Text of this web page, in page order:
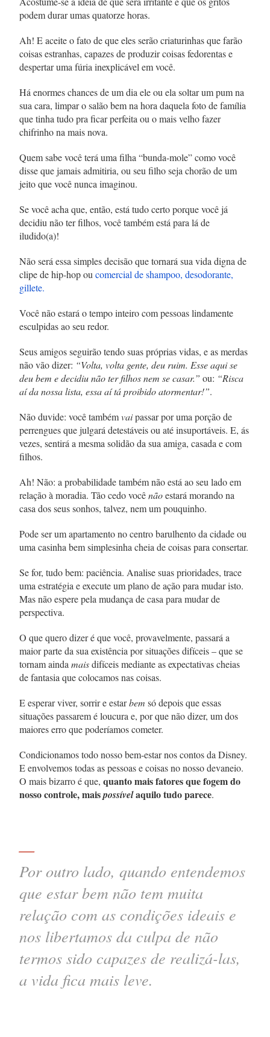
podem durar umas quatorze horas.
Ah! E aceite o fato de que eles serão criaturinhas que farão
coisas estranhas, capazes de produzir coisas fedorentas e
despertar uma fúria inexplicável em você.
Há enormes chances de um dia ele ou ela soltar um pum na
sua cara, limpar o salão bem na hora daquela foto de família
que tinha tudo pra ficar perfeita ou o mais velho fazer
chifrinho na mais nova.
Quem sabe você terá uma filha “bunda-mole” como você
disse que jamais admitiria, ou seu filho seja chorão de um
jeito que você nunca imaginou.
Se você acha que, então, está tudo certo porque você já
decidiu não ter filhos, você também está para lá de
iludido(a)!
Não será essa simples decisão que tornará sua vida digna de
clipe de hip-hop oucomercial de shampoo, desodorante,
gillete.
Você não estará o tempo inteiro com pessoas lindamente
esculpidas ao seu redor.
Seus amigos seguirão tendo suas próprias vidas, e as merdas
não vão dizer: “Volta, volta gente, deu ruim. Esse aqui se
deu bem e decidiu não ter filhos nem se casar.” ou: “Risca
aí da nossa lista, essa aí tá proibido atormentar!”.
Não duvide: você tambémvaipassar por uma porção de
perrengues que julgará detestáveis ou até insuportáveis. E, ás
vezes, sentirá a mesma solidão da sua amiga, casada e com
filhos.
Ah! Não: a probabilidade também não está ao seu lado em
relação à moradia. Tão cedo vocênãoestará morando na
casa dos seus sonhos, talvez, nem um pouquinho.
Pode ser um apartamento no centro barulhento da cidade ou
uma casinha bem simplesinha cheia de coisas para consertar.
Se for, tudo bem: paciência. Analise suas prioridades, trace
uma estratégia e execute um plano de ação para mudar isto.
Mas não espere pela mudança de casa para mudar de
perspectiva.
O que quero dizer é que você, provavelmente, passará a
maior parte da sua existência por situações difíceis – que se
tornam aindamaisdifíceis mediante as expectativas cheias
de fantasia que colocamos nas coisas.
E esperar viver, sorrir e estarbem só depois que essas
situações passarem é loucura e, por que não dizer, um dos
maiores erro que poderíamos cometer.
Condicionamos todo nosso bem-estar nos contos da Disney.
E envolvemos todas as pessoas e coisas no nosso devaneio.
O mais bizarro é que,quanto mais fatores que fogem do
nosso controle, maispossívelaquilo tudo parece.
—
Por outro lado, quando entendemos
que estar bem não tem muita
relação com as condições ideais e
nos libertamos da culpa de não
termos sido capazes de realizá-las,
a vida fica mais leve.